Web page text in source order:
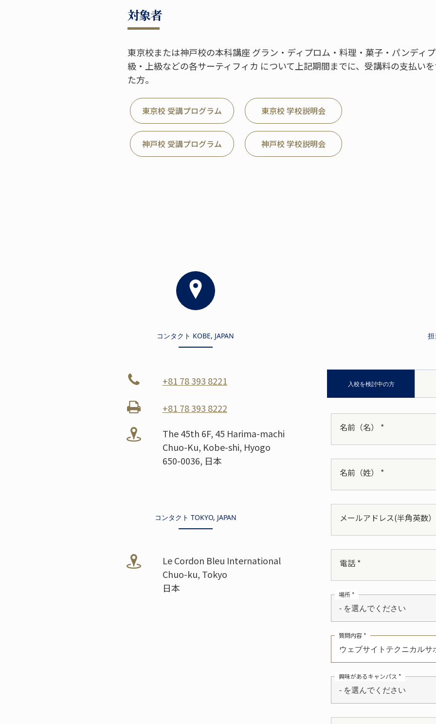
対象者
東京校または神戸校の本科講座 グラン・ディプロム・料理・菓子・パンディ
級・上級などの各サーティフィカ について上記期間までに、受講料の支払い
た方。
東京校 受講プログラム 東京校 学校説明会
神戸校 受講プログラム 神戸校 学校説明会
コンタクト KOBE, JAPAN
+81 78 393 8221
+81 78 393 8222
The 45th 6F, 45 Harima-machi
Chuo-Ku, Kobe-shi, Hyogo
650-0036, 日本
コンタクト TOKYO, JAPAN
Le Cordon Bleu International
Chuo-ku, Tokyo
日本
入校を検討中の方
名前（名） *
名前（姓） *
メールアドレス(半角英数
電話 *
- を選んでください
場所 *
ウェブサイトテクニカルサ
質問内容 *
- を選んでください
興味があるキャンパス *